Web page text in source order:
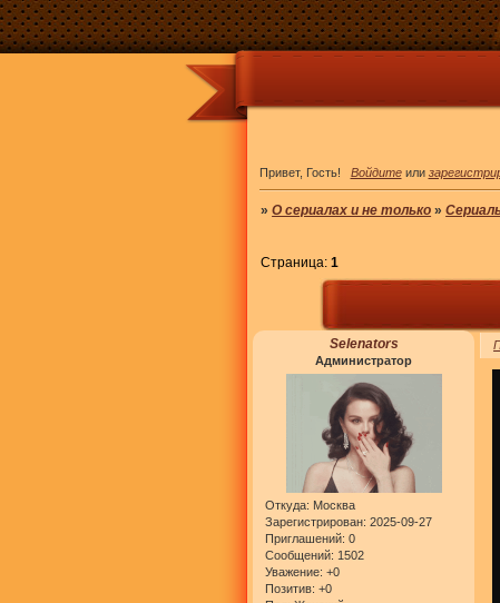
Привет, Гость! Войдитеили
»О сериалах и не только »
Страница:1
Selenators
Администратор
Откуда: Москва
Зарегистрирован: 2025-09-27
Приглашений: 0
Сообщений: 1502
Уважение: +0
Позитив: +0